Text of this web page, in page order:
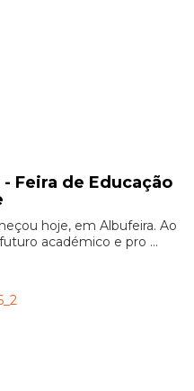
Feira de Educação
hoje, em Albufeira. Ao
académico e pro ...